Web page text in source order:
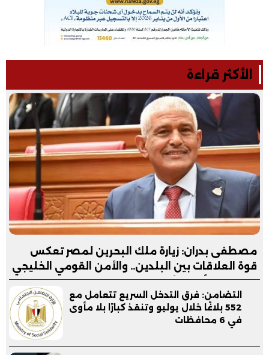
الأكثر قراءة
مصطفى بدران: زيارة ملك البحرين لمصر تعكس
قوة العلاقات بين البلدين.. والأمن القومي الخليجي
جزء لا يتجزأ من الأمن القومي المصري
التضامن: فرق التدخل السريع تتعامل مع
552 بلاغًا خلال يوليو وتنقذ كبارًا بلا مأوى
في 6 محافظات